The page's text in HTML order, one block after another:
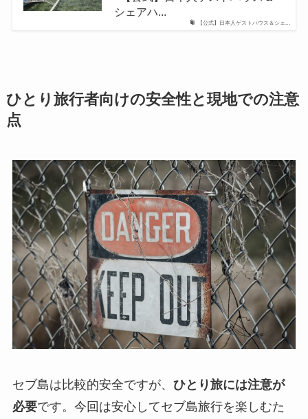
【公式】日本人ゲストハウス＆シェ...
シェアハ...
ひとり旅行者向けの安全性と現地での注意
点
セブ島は比較的安全ですが、 ひとり旅には注意が
必要です。今回は安心してセブ島旅行を楽しむた